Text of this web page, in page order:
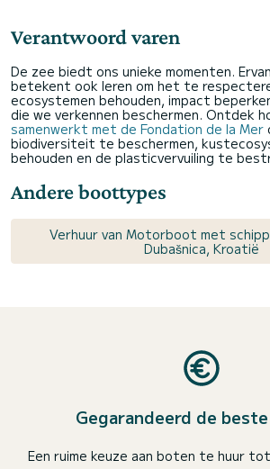
Verantwoord varen
De zee biedt ons unieke momenten.
betekent ook leren om het te
ecosystemen behouden, impact
die we verkennen beschermen. Ontdek
samenwerkt met de Fondation de la Mer
biodiversiteit te beschermen,
behouden en de plasticvervuiling te
Andere boottypes
Verhuur van Motorboot met
Dubašnica, Kroatië
Gegarandeerd de
Een ruime keuze aan boten te huur